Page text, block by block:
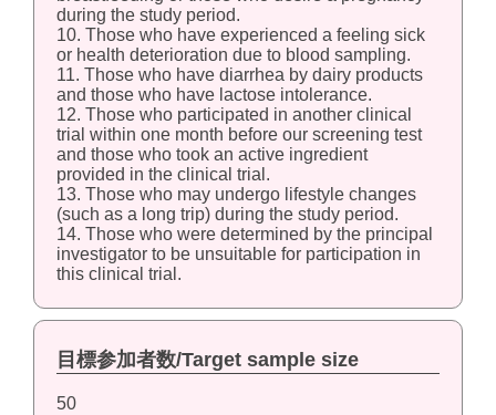
during the study period.
10. Those who have experienced a feeling sick
or health deterioration due to blood sampling.
11. Those who have diarrhea by dairy products
and those who have lactose intolerance.
12. Those who participated in another clinical
trial within one month before our screening test
and those who took an active ingredient
provided in the clinical trial.
13. Those who may undergo lifestyle changes
(such as a long trip) during the study period.
14. Those who were determined by the principal
investigator to be unsuitable for participation in
this clinical trial.
目標参加者数/Target sample size
50